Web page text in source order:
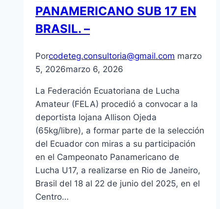
PANAMERICANO SUB 17 EN
BRASIL. –
Porcodeteg.consultoria@gmail.com marzo
5, 2026marzo 6, 2026
La Federación Ecuatoriana de Lucha
Amateur (FELA) procedió a convocar a la
deportista lojana Allison Ojeda
(65kg/libre), a formar parte de la selección
del Ecuador con miras a su participación
en el Campeonato Panamericano de
Lucha U17, a realizarse en Rio de Janeiro,
Brasil del 18 al 22 de junio del 2025, en el
Centro…